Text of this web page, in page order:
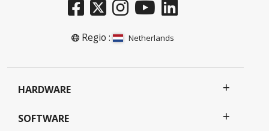
Regio : Netherlands
HARDWARE
SOFTWARE